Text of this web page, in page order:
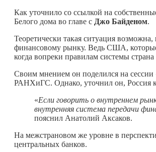
Как уточнило со ссылкой на
Белого дома во главе с Джо Байденом.
Теоретически такая ситуация возможна,
финансовому рынку. Ведь США,
когда вопреки правилам системы
Своим мнением он поделился на
РАНХиГС. Однако, уточнил он, Россия
«Если говорить о внутреннем
внутренняя система передачи
пояснил Анатолий Аксаков.
На межстрановом же уровне в
центральных банков.